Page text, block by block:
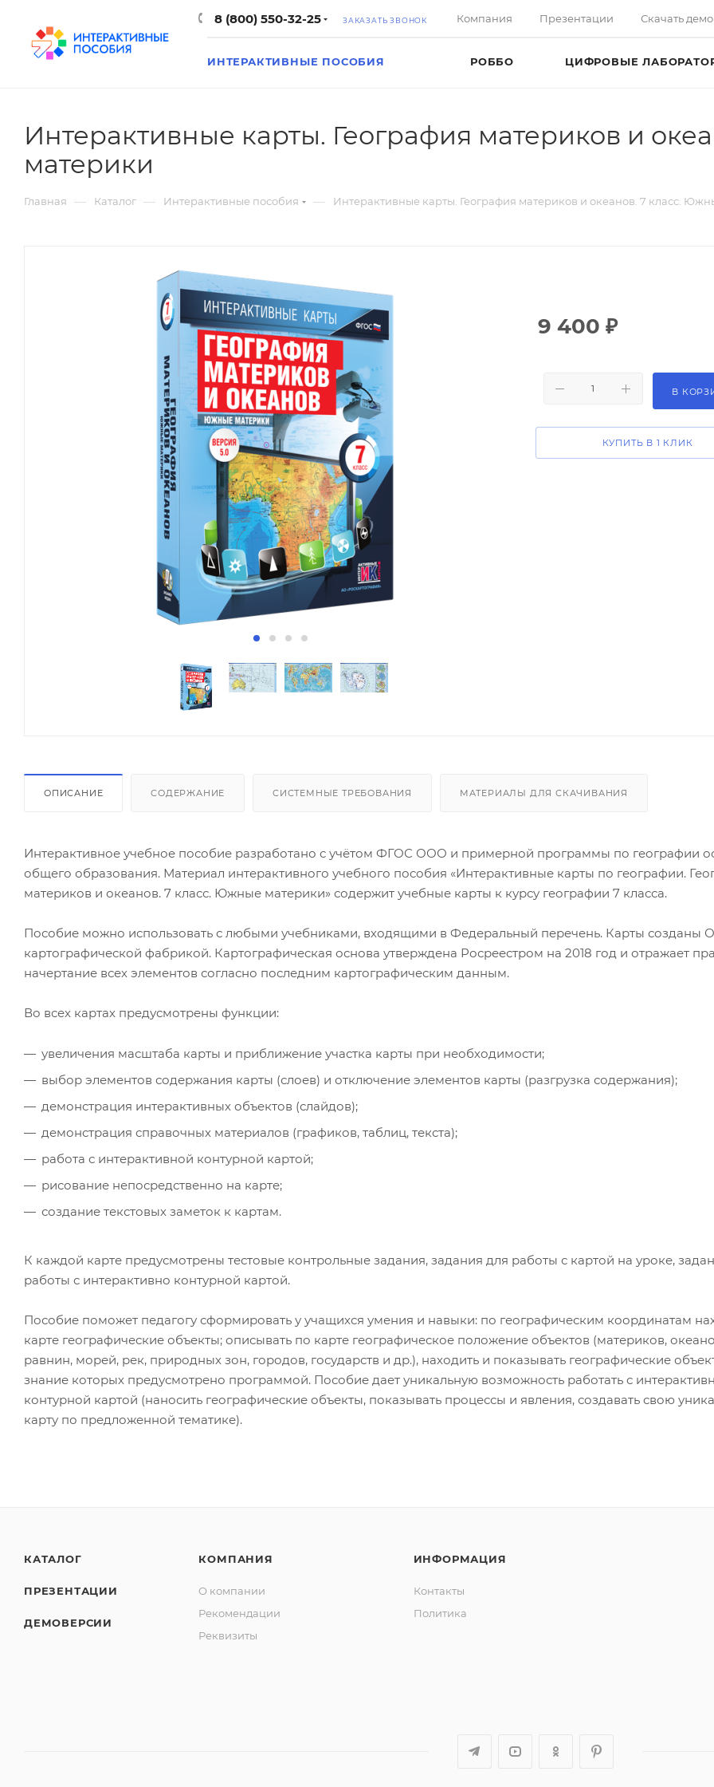
8 (800) 550-32-25 ЗАКАЗАТЬ ЗВОНОК Компания Презентации Скачать
ИНТЕРАКТИВНЫЕ ПОСОБИЯ РОББО ЦИФРОВЫЕ
Интерактивные карты. География материков и
материки
Главная — Каталог — Интерактивные пособия — Интерактивные карты. География материков и океанов. 7 класс.
9 400 ₽
В
КУПИТЬ В 1 КЛИК
ОПИСАНИЕ СОДЕРЖАНИЕ СИСТЕМНЫЕ ТРЕБОВАНИЯ МАТЕРИАЛЫ ДЛЯ СКАЧИВАНИЯ
Интерактивное учебное пособие разработано с учётом ФГОС ООО и примерной программы по географии
общего образования. Материал интерактивного учебного пособия «Интерактивные карты по географии.
материков и океанов. 7 класс. Южные материки» содержит учебные карты к курсу географии 7 класса.
Пособие можно использовать с любыми учебниками, входящими в Федеральный перечень. Карты созданы
картографической фабрикой. Картографическая основа утверждена Росреестром на 2018 год и отражает
начертание всех элементов согласно последним картографическим данным.
Во всех картах предусмотрены функции:
увеличения масштаба карты и приближение участка карты при необходимости;
выбор элементов содержания карты (слоев) и отключение элементов карты (разгрузка содержания);
демонстрация интерактивных объектов (слайдов);
демонстрация справочных материалов (графиков, таблиц, текста);
работа с интерактивной контурной картой;
рисование непосредственно на карте;
создание текстовых заметок к картам.
К каждой карте предусмотрены тестовые контрольные задания, задания для работы с картой на уроке,
работы с интерактивно контурной картой.
Пособие поможет педагогу сформировать у учащихся умения и навыки: по географическим координатам
карте географические объекты; описывать по карте географическое положение объектов (материков,
равнин, морей, рек, природных зон, городов, государств и др.), находить и показывать географические
знание которых предусмотрено программой. Пособие дает уникальную возможность работать с
контурной картой (наносить географические объекты, показывать процессы и явления, создавать свою
карту по предложенной тематике).
КАТАЛОГ
ПРЕЗЕНТАЦИИ
ДЕМОВЕРСИИ
КОМПАНИЯ
О компании
Рекомендации
Реквизиты
ИНФОРМАЦИЯ
Контакты
Политика